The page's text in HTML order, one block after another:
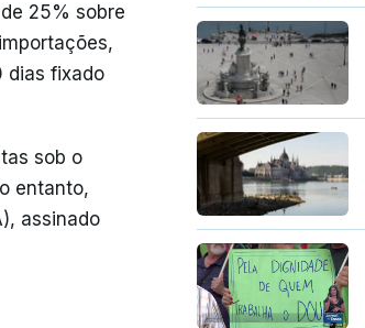
25% sobre
dias fixado
sob o
entanto,
assinado